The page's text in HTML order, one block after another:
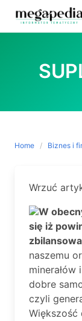
Home Biznes i
Wrzuć
W
się iż
naszemu
minerałów
dobre
czyli
Większość